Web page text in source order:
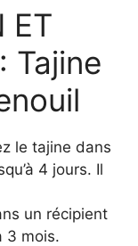
ET
Tajine
le tajine dans
4 jours. Il
un récipient
3 mois.